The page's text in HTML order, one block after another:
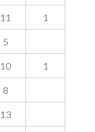
11 1
5
10 1
8
13